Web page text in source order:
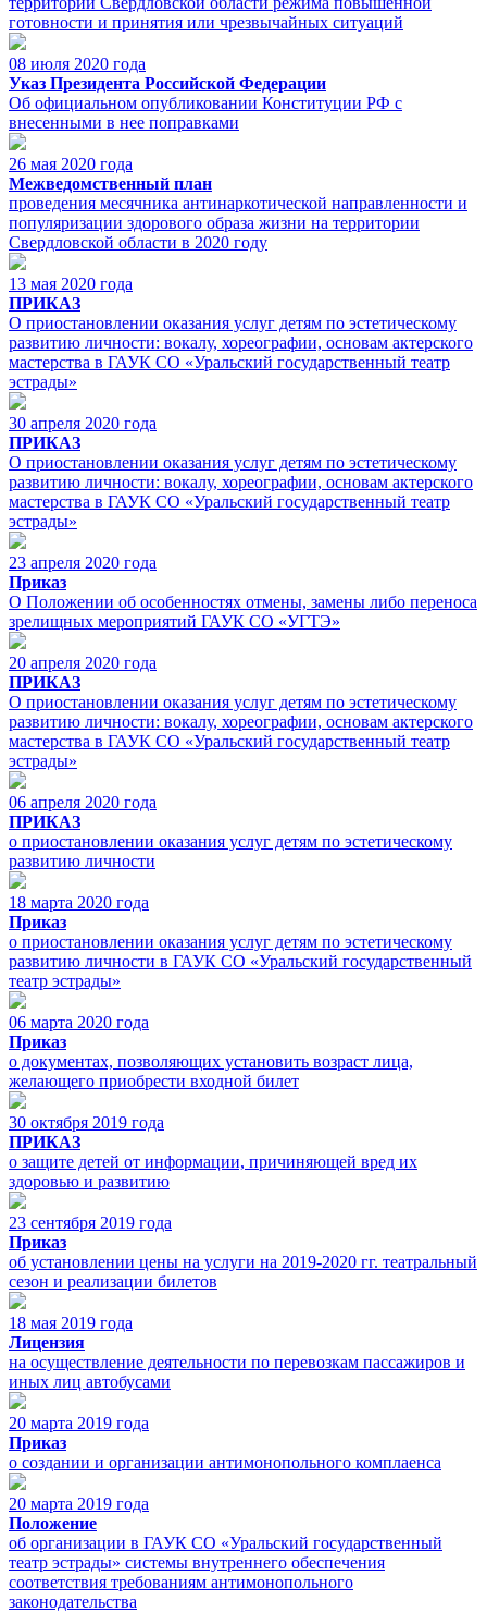
готовности и принятия или чрезвычайных ситуаций
08 июля 2020 года
Указ Президента Российской Федерации
Об официальном опубликовании Конституции РФ с
внесенными в нее поправками
26 мая 2020 года
Межведомственный план
проведения месячника антинаркотической направленности и
популяризации здорового образа жизни на территории
Свердловской области в 2020 году
13 мая 2020 года
ПРИКАЗ
О приостановлении оказания услуг детям по эстетическому
развитию личности: вокалу, хореографии, основам актерского
мастерства в ГАУК СО «Уральский государственный театр
эстрады»
30 апреля 2020 года
ПРИКАЗ
О приостановлении оказания услуг детям по эстетическому
развитию личности: вокалу, хореографии, основам актерского
мастерства в ГАУК СО «Уральский государственный театр
эстрады»
23 апреля 2020 года
Приказ
О Положении об особенностях отмены, замены либо переноса
зрелищных мероприятий ГАУК СО «УГТЭ»
20 апреля 2020 года
ПРИКАЗ
О приостановлении оказания услуг детям по эстетическому
развитию личности: вокалу, хореографии, основам актерского
мастерства в ГАУК СО «Уральский государственный театр
эстрады»
06 апреля 2020 года
ПРИКАЗ
о приостановлении оказания услуг детям по эстетическому
развитию личности
18 марта 2020 года
Приказ
о приостановлении оказания услуг детям по эстетическому
развитию личности в ГАУК СО «Уральский государственный
театр эстрады»
06 марта 2020 года
Приказ
о документах, позволяющих установить возраст лица,
желающего приобрести входной билет
30 октября 2019 года
ПРИКАЗ
о защите детей от информации, причиняющей вред их
здоровью и развитию
23 сентября 2019 года
Приказ
об установлении цены на услуги на 2019-2020 гг. театральный
сезон и реализации билетов
18 мая 2019 года
Лицензия
на осуществление деятельности по перевозкам пассажиров и
иных лиц автобусами
20 марта 2019 года
Приказ
о создании и организации антимонопольного комплаенса
20 марта 2019 года
Положение
об организации в ГАУК СО «Уральский государственный
театр эстрады» системы внутреннего обеспечения
соответствия требованиям антимонопольного
законодательства